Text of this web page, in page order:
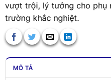
vượt trội, lý tưởng cho phụ
trường khắc nghiệt.
MÔ TẢ